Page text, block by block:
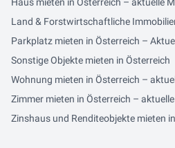
Land & Forstwirtschaftliche
Parkplatz mieten in Österreich –
Sonstige Objekte mieten in Österreich
Wohnung mieten in Österreich –
Zimmer mieten in Österreich –
Zinshaus und Renditeobjekte mieten